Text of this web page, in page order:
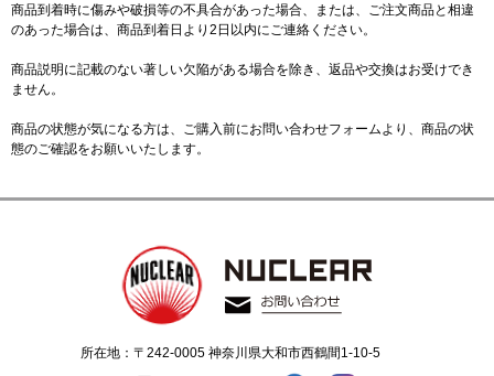
商品到着時に傷みや破損等の不具合があった場合、または、ご注文商品と相違
のあった場合は、商品到着日より2日以内にご連絡ください。
商品説明に記載のない著しい欠陥がある場合を除き、返品や交換はお受けでき
ません。
商品の状態が気になる方は、ご購入前にお問い合わせフォームより、商品の状
態のご確認をお願いいたします。
所在地：〒242-0005 神奈川県大和市西鶴間1-10-5